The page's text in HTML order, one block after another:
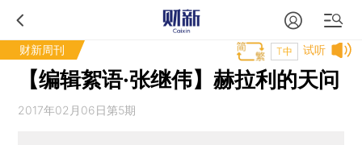
财新周刊 试听
T中
【编辑絮语·张继伟】赫拉利的天问
2017年02月06日第5期